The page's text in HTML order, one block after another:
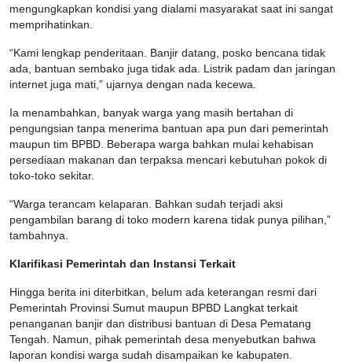
mengungkapkan kondisi yang dialami masyarakat saat ini sangat
memprihatinkan.
“Kami lengkap penderitaan. Banjir datang, posko bencana tidak
ada, bantuan sembako juga tidak ada. Listrik padam dan jaringan
internet juga mati,” ujarnya dengan nada kecewa.
Ia menambahkan, banyak warga yang masih bertahan di
pengungsian tanpa menerima bantuan apa pun dari pemerintah
maupun tim BPBD. Beberapa warga bahkan mulai kehabisan
persediaan makanan dan terpaksa mencari kebutuhan pokok di
toko-toko sekitar.
“Warga terancam kelaparan. Bahkan sudah terjadi aksi
pengambilan barang di toko modern karena tidak punya pilihan,”
tambahnya.
Klarifikasi Pemerintah dan Instansi Terkait
Hingga berita ini diterbitkan, belum ada keterangan resmi dari
Pemerintah Provinsi Sumut maupun BPBD Langkat terkait
penanganan banjir dan distribusi bantuan di Desa Pematang
Tengah. Namun, pihak pemerintah desa menyebutkan bahwa
laporan kondisi warga sudah disampaikan ke kabupaten.